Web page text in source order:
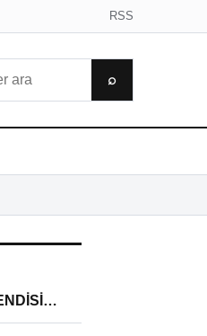
RSS
⌕